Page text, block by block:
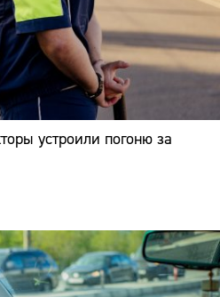
устроили погоню за